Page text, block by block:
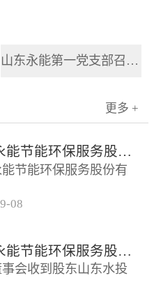
山东永能第一党支部召开2025年党风廉政建设和反腐败工作会议
更多 +
山东永能节能环保服务股份有限公司关于召开2025年第四次临时股东大会的通知
节能环保服务股份有
大会的通知根据公司第
事会第十五次会议决
定于...
-08
山东永能节能环保服务股份有限公司关于召开2025年第三次临时股东大会的通知
会收到股东山东水投